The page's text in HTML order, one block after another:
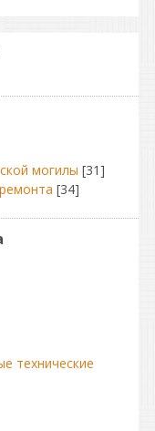
могилы [31]
[34]